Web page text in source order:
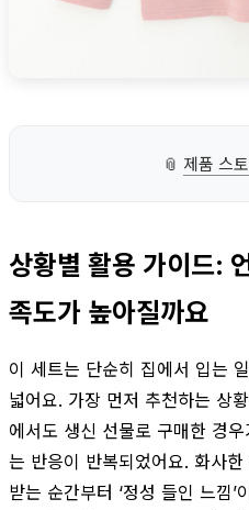
📎 제품 스
상황별 활용 가이드:
족도가 높아질까요
이 세트는 단순히 집에서 입는
넓어요. 가장 먼저 추천하는 상
에서도 생신 선물로 구매한 경
는 반응이 반복되었어요. 화사
받는 순간부터 ‘정성 들인 느낌